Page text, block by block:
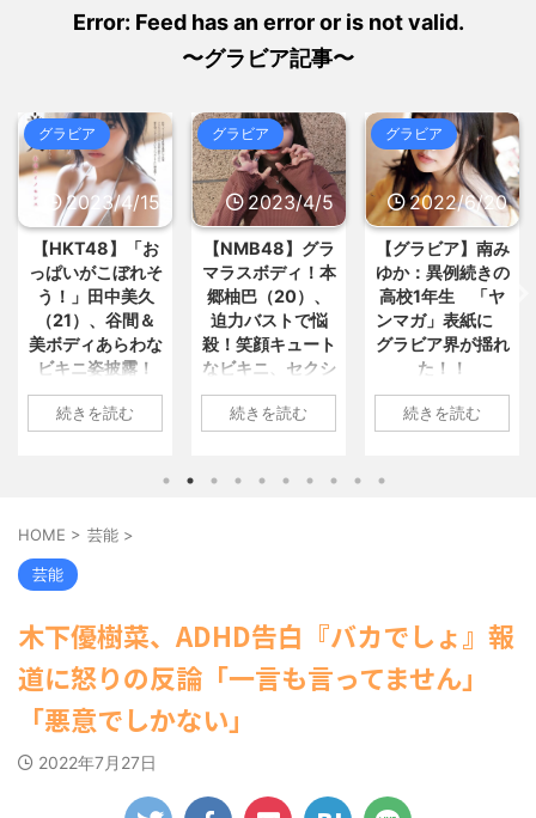
浜田メッチャ腹立つ奴やなぁ･･... / お
(8/7 21:29)
おまとめ : おすすめ NEW! (8/7 21:29)
【画像】創価大学の女子大生、エ
ッッッッッッッッッッッッッッッ... /
おまとめ : おすすめ NEW! (8/7 20:27)
【衝撃画像】イキリたい年頃の中
学生、和彫を入れて人生終了⇒！... /
おまとめ : おすすめ NEW! (8/7 20:27)
【画像】風呂上がりの柿、えっち
すぎる♡♡♡♡♡♡♡♡♡ / おまとめ
: おすすめ (8/7 19:25)
ういう時にどこに建てるのかわか... /
気になるニュースまとめアンテナ
してる奴らって幾らならOKな... / 気に
【悲報】乃木中３０ｔｈヒット祈
願が死ぬほど / 気になるニュースまと
めアンテナ
い食べ方。そして雪美と食べる... / 気
になるニュースまとめアンテナ (8/29
【速報】スプラトゥーン公式、謝
罪 / 気になるニュースまとめアンテナ
(8/28 23:50)
Powered by livedoor 相互
危機」台風13号「三峡直撃確定... / い
MAP(総合)
NEW! (8/7 22:59)
【悲報】集英社、わざわざタフを
翻訳し外国に輸出 / 5chまとめ
MAP(総合)
NEW! (8/7 22:35)
【マジかよ】FF7リバース「大量
のミニゲームやコンテンツでユ... /
5chまとめMAP(総合) NEW! (8/7
22:25)
コメダ珈琲「量多いです、客層い
いです、量多いです」←こいつの... /
5chまとめMAP(総合) NEW! (8/7
22:23)
【社会】熊本地震、避難者の食生
合) NEW! (8/7 22:13)
海外「日本よ、お前がナンバーワ
22:36)
22:16)
たアジア人短小男♂、爆笑されて... /
にゅーすなう！ まとめアンテナ
Error: Feed has an error or is not valid.
〜グラビア記事〜
グラビア
2023/4/15
【HKT48】「お
っぱいがこぼれそ
う！」田中美久
（21）、谷間＆
美ボディあらわな
ビキニ姿披露！
「えっちいすぎ
る」絶賛の声殺到
HKT48の田中美久
さんは4月8日、自
身のInstagramを更
があらわになった
ビキニ姿を披露し
ました。 「素敵
ーで綺麗」 田中さ
絵文字と共に、自
続きを読む
グラビア
2023/4/5
【NMB48】グラ
マラスボディ！本
郷柚巴（20）、
迫力バストで悩
殺！笑顔キュート
なビキニ、セクシ
ーニット、ランジ
ェリー姿披露
2023/04/01(土)
イト『ヤングアニ
マルWeb』のグラ
ビアに初登場し
ボディを武器に、
続きを読む
グラビア
2022/6/20
【グラビア】南み
ゆか：異例続きの
高校1年生 「ヤ
ンマガ」表紙に
グラビア界が揺れ
た！！
1: 名無しさん
2022/06/20(月)
「OS☆K」の南み
ゆかさんが、6月
20日発売のマンガ
日生まれの16歳。
続きを読む
HOME > 芸能 >
芸能
木下優樹菜、ADHD告白『バカでしょ』報
道に怒りの反論「一言も言ってません」
「悪意でしかない」
2022年7月27日